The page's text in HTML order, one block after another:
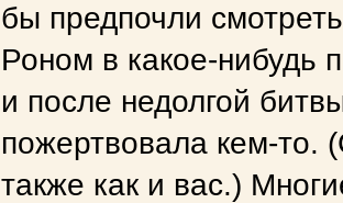
бы предпочли
Роном в какое-нибудь
и после недолгой
пожертвовала кем-то.
также как и вас.)